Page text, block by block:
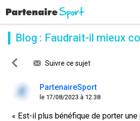
Blog : Faudrait-il mieux
Suivre ce sujet
PartenaireSport
le 17/08/2023 à 12:38
« Est-il plus bénéfique de porter